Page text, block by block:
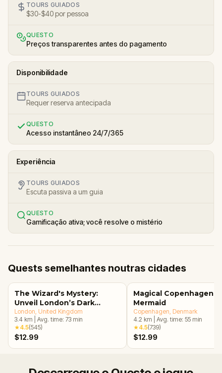
TOURS GUIADOS
$30-$40 por pessoa
QUESTO
Preços transparentes antes do pagamento
Disponibilidade
TOURS GUIADOS
Requer reserva antecipada
QUESTO
Acesso instantâneo 24/7/365
Experiência
TOURS GUIADOS
Escuta passiva a um guia
QUESTO
Gamificação ativa; você resolve o mistério
Quests semelhantes noutras cidades
The Wizard's Mystery:
Unveil London’s Dark
Secrets Escape Game
London , United Kingdom
3.4 km Avg. time: 73 min
★4.5(545)
$12.99
Magical Copenhagen:
Mermaid
Copenhagen , Denmark
4.2 km Avg. time: 55 min
★4.5(739)
$12.99